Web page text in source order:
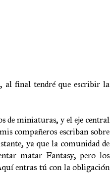
al final tendré que escribir la
de miniaturas, y el eje central
compañeros escriban sobre
ya que la comunidad de
matar Fantasy, pero los
entras tú con la obligación